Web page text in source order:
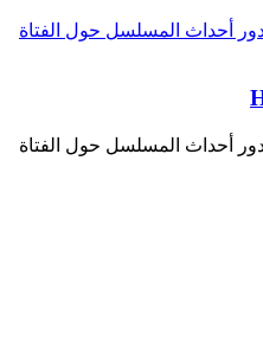
أحداث المسلسل حول الفتاة
أحداث المسلسل حول الفتاة